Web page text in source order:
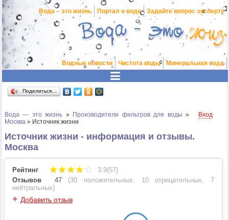
Вода – это жизнь Портал о воде Задайте вопрос эксперту
Водные новости Чистота воды Минеральная вода
Поделиться…
Вода — это жизнь » Производители фильтров для воды »
Москва » Источник жизни
Вход
Источник жизни - информация и отзывы.
Москва
Рейтинг
3.9(57)
Отзывов
47(30 положительных, 10 отрицательных,7
нейтральных)
+ Добавить отзыв